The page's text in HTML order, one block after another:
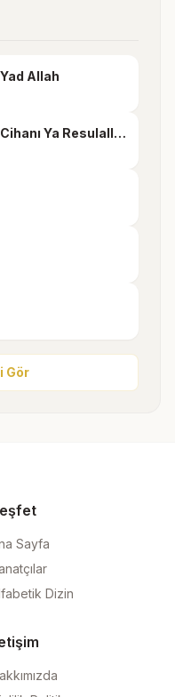
Allah
Gubarı Payine Almam Cihanı Ya Resulallah
Gör
Sayfa
Dizin